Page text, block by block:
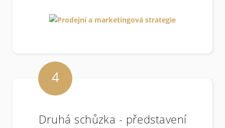
4
Druhá schůzka - představení